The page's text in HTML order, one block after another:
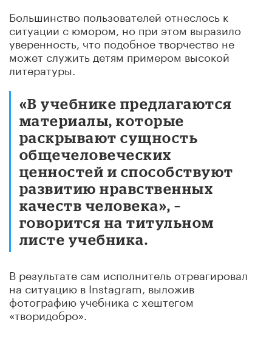
Большинство пользователей отнеслось к
ситуации с юмором, но при этом выразило
уверенность, что подобное творчество не
может служить детям примером высокой
литературы.
«В учебнике предлагаются
материалы, которые
раскрывают сущность
общечеловеческих
ценностей и способствуют
развитию нравственных
качеств человека», –
говорится на титульном
листе учебника.
В результате сам исполнитель отреагировал
на ситуацию в Instagram, выложив
фотографию учебника с хештегом
«творидобро».